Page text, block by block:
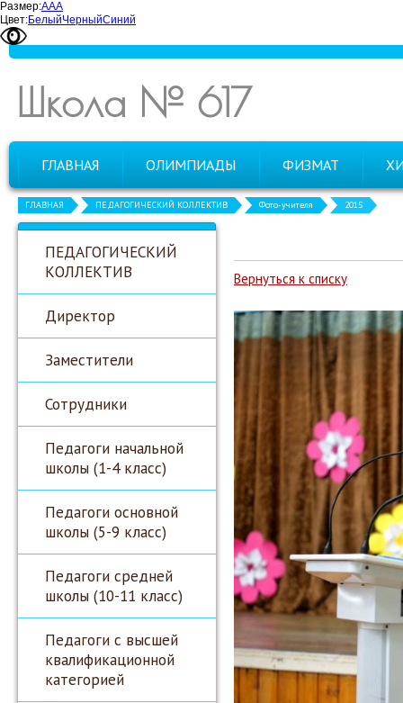
Размер:ААА
Цвет:БелыйЧерныйСиний
Школа № 617
ГЛАВНАЯ ОЛИМПИАДЫ ФИЗМАТ
ГЛАВНАЯ ПЕДАГОГИЧЕСКИЙ КОЛЛЕКТИВ Фото-учителя 2015
ПЕДАГОГИЧЕСКИЙ
КОЛЛЕКТИВ
Директор
Заместители
Сотрудники
Педагоги начальной
школы (1-4 класс)
Педагоги основной
школы (5-9 класс)
Педагоги средней
школы (10-11 класс)
Педагоги с высшей
квалификационной
категорией
Вернуться к списку